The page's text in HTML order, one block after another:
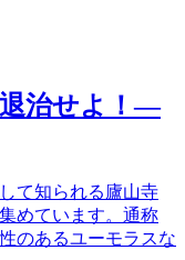
治せよ！―
て知られる廬山寺
めています。通称
のあるユーモラスな